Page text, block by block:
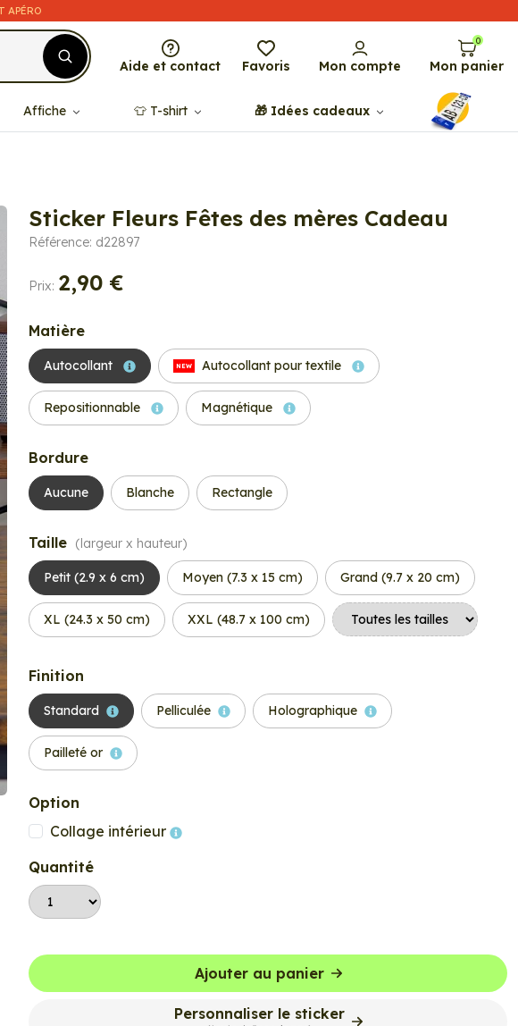
APÉRO
Aide et contact Favoris Mon compte
0
Mon panier
Affiche 👕​​ T-shirt 🎁​ Idées cadeaux
Sticker Fleurs Fêtes des mères Cadeau
Référence: d22897
Prix: 2,90 €
Matière
Autocollant NEW Autocollant pour textile
Repositionnable Magnétique
Bordure
Aucune Blanche Rectangle
Taille (largeur x hauteur)
Petit (2.9 x 6 cm) Moyen (7.3 x 15 cm) Grand (9.7 x 20 cm)
XL (24.3 x 50 cm) XXL (48.7 x 100 cm)
Finition
Standard Pelliculée Holographique
Pailleté or
Option
Collage intérieur
Quantité
Ajouter au panier
Personnaliser le sticker